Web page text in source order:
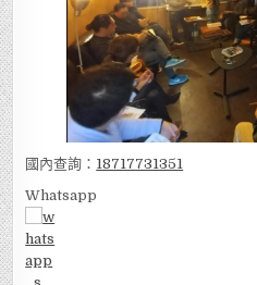
國內查詢： 18717731351
Whatsapp